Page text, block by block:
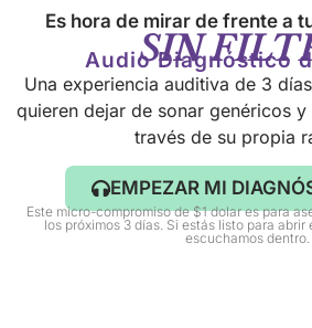
Es hora de mirar de frente a
SIN
Audio Diagnóstico
Una experiencia auditiva de 3
quieren dejar de sonar genéricos
través de su propia
EMPEZAR MI
Este micro-compromiso de $1 dolar es para
los próximos 3 días. Si estás listo para
escuchamos dentro.